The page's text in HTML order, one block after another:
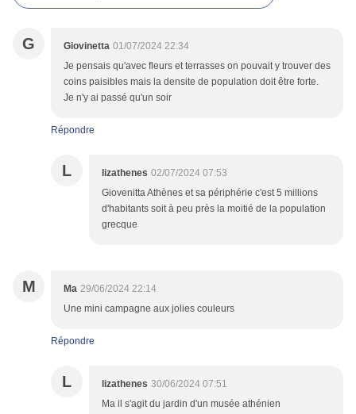
G Giovinetta 01/07/2024 22:34
Je pensais qu'avec fleurs et terrasses on pouvait y trouver des
coins paisibles mais la densite de population doit être forte.
Je n'y ai passé qu'un soir
Répondre
L lizathenes 02/07/2024 07:53
Giovenitta Athènes et sa périphérie c'est 5 millions
d'habitants soit à peu près la moitié de la population
grecque
M Ma 29/06/2024 22:14
Une mini campagne aux jolies couleurs
Répondre
L lizathenes 30/06/2024 07:51
Ma il s'agit du jardin d'un musée athénien